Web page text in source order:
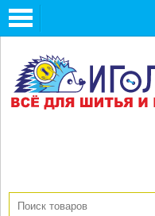
Toggle
navigation